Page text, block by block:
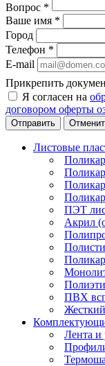
Вопрос *
Ваше имя *
Город
Телефон *
E-mail
Прикрепить
Я согласен на
договором оферты
Листовые
ПЭТ
Акрил
ПВХ
Лента и